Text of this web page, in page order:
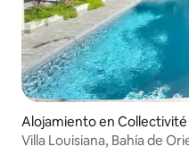
Alojamiento en
Villa Louisiana, Bahía de